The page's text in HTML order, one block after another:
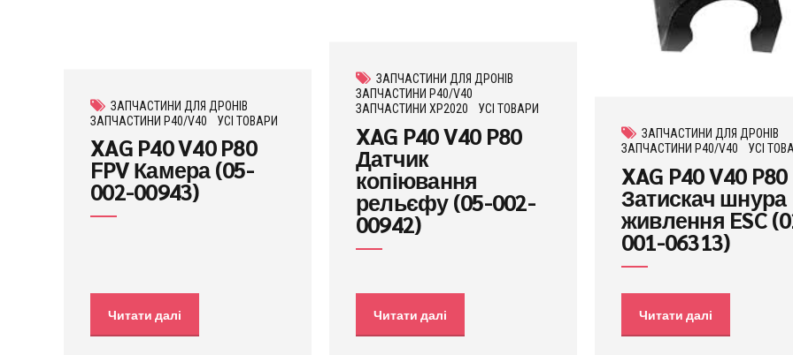
ЗАПЧАСТИНИ ДЛЯ ДРОНІВ
ЗАПЧАСТИНИ P40/V40
УСІ ТОВАРИ
XAG P40 V40 P80
FPV Камера (05-
002-00943)
Читати далі
ЗАПЧАСТИНИ ДЛЯ ДРОНІВ
ЗАПЧАСТИНИ P40/V40
ЗАПЧАСТИНИ XP2020
УСІ ТОВАРИ
XAG P40 V40 P80
Датчик
копіювання
рельєфу (05-002-
00942)
Читати далі
ЗАПЧАСТИНИ ДЛЯ ДРОНІВ
ЗАПЧАСТИНИ P40/V40
УСІ
XAG P40 V40 P80
Затискач шнура
живлення ESC
001-06313)
Читати далі